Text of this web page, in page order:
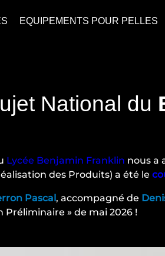
EQUIPEMENTS POUR PELLES
National du
Lycée Benjamin Franklin nous a
des Produits) a été le
Pascal, accompagné de
Préliminaire » de mai 2026 !